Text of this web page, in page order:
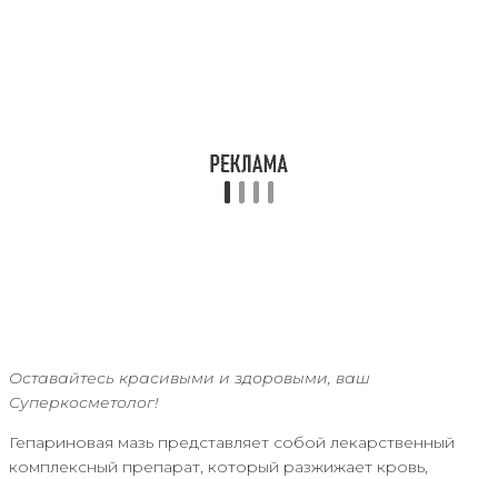
Оставайтесь красивыми и здоровыми, ваш
Суперкосметолог!
Гепариновая мазь представляет собой лекарственный
комплексный препарат, который разжижает кровь,